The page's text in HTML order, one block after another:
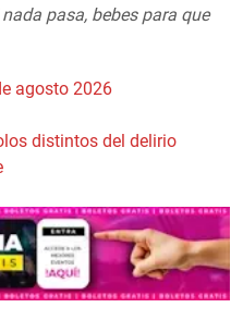
pasa, bebes para que
agosto 2026
distintos del delirio